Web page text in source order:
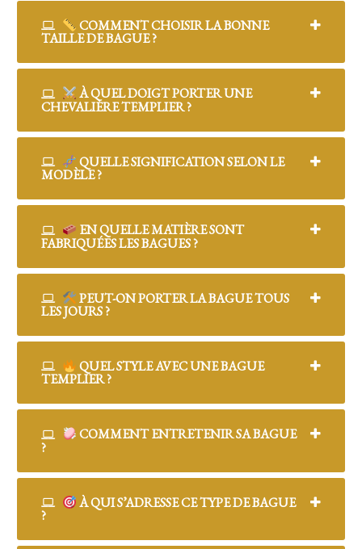
COMMENT CHOISIR LA BONNE
TAILLE DE BAGUE ?
À QUEL DOIGT PORTER UNE
CHEVALIÈRE TEMPLIER ?
QUELLE SIGNIFICATION SELON LE
MODÈLE ?
EN QUELLE MATIÈRE SONT
FABRIQUÉES LES BAGUES ?
PEUT-ON PORTER LA BAGUE TOUS
LES JOURS ?
QUEL STYLE AVEC UNE BAGUE
TEMPLIER ?
COMMENT ENTRETENIR SA BAGUE
?
À QUI S’ADRESSE CE TYPE DE BAGUE
?